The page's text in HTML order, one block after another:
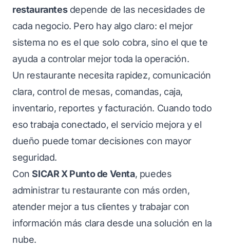
restaurantesdepende de las necesidades de
cada negocio. Pero hay algo claro: el mejor
sistema no es el que solo cobra, sino el que te
ayuda a controlar mejor toda la operación.
Un restaurante necesita rapidez, comunicación
clara, control de mesas, comandas, caja,
inventario, reportes y facturación. Cuando todo
eso trabaja conectado, el servicio mejora y el
dueño puede tomar decisiones con mayor
seguridad.
ConSICAR X Punto de Venta, puedes
administrar tu restaurante con más orden,
atender mejor a tus clientes y trabajar con
información más clara desde una solución en la
nube.